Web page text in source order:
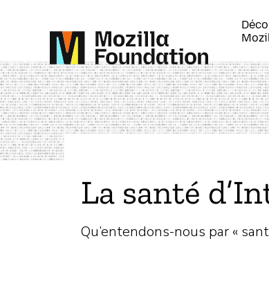
La santé
Qu’entendons-nous par «